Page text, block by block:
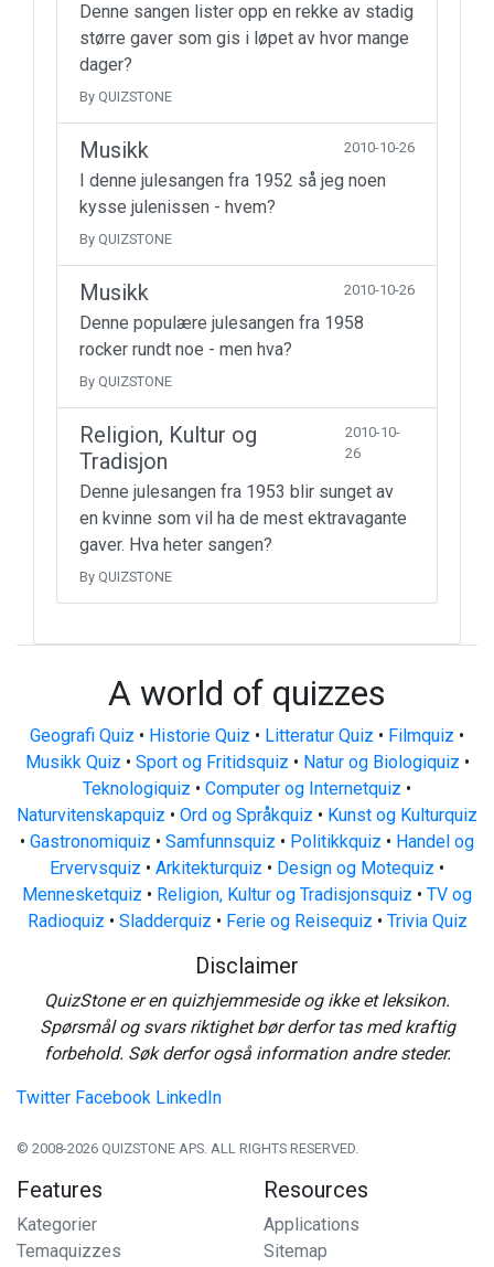
Denne sangen lister opp en rekke av stadig
større gaver som gis i løpet av hvor mange
dager?
By QUIZSTONE
Musikk 2010-10-26
I denne julesangen fra 1952 så jeg noen
kysse julenissen - hvem?
By QUIZSTONE
Musikk 2010-10-26
Denne populære julesangen fra 1958
rocker rundt noe - men hva?
By QUIZSTONE
Religion, Kultur og
Tradisjon
2010-10-
26
Denne julesangen fra 1953 blir sunget av
en kvinne som vil ha de mest ektravagante
gaver. Hva heter sangen?
By QUIZSTONE
A world of quizzes
Geografi Quiz • Historie Quiz • Litteratur Quiz • Filmquiz •
Musikk Quiz • Sport og Fritidsquiz • Natur og Biologiquiz •
Teknologiquiz • Computer og Internetquiz •
Naturvitenskapquiz • Ord og Språkquiz • Kunst og Kulturquiz
• Gastronomiquiz • Samfunnsquiz • Politikkquiz • Handel og
Ervervsquiz • Arkitekturquiz • Design og Motequiz •
Mennesketquiz • Religion, Kultur og Tradisjonsquiz • TV og
Radioquiz • Sladderquiz • Ferie og Reisequiz • Trivia Quiz
Disclaimer
QuizStone er en quizhjemmeside og ikke et leksikon.
Spørsmål og svars riktighet bør derfor tas med kraftig
forbehold. Søk derfor også information andre steder.
Twitter Facebook LinkedIn
© 2008-2026 QUIZSTONE APS. ALL RIGHTS RESERVED.
Features
Kategorier
Temaquizzes
Resources
Applications
Sitemap